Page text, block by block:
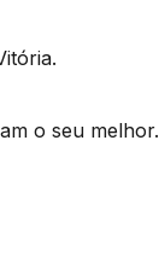
o seu melhor.